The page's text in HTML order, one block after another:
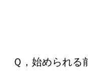
Ｑ，始められ